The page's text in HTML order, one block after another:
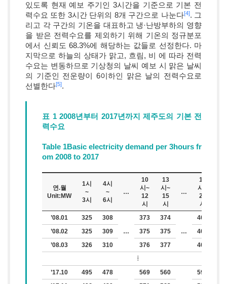
있도록 현재 예보 주기인 3시간을 기준으로 기본 전
력수요 또한 3시간 단위의 8개 구간으로 나눈다[4]. 그
리고 각 구간의 기온을 대표하고 냉·난방부하의 영향
을 받은 전력수요를 제외하기 위해 기온의 정규분포
에서 신뢰도 68.3%에 해당하는 값들로 선정한다. 마
지막으로 하늘의 상태가 맑고, 흐림, 비 에 따라 전력
수요는 변동하므로 기상청의 날씨 예보 시 맑은 날씨
의 기준인 전운량이 6이하인 맑은 날의 전력수요로
선별한다[5].
표 1 2008년부터 2017년까지 제주도의 기본 전
력수요
Table 1Basic electricity demand per 3hours fr
om 2008 to 2017
연.월
Unit:MW
1시
~
3시
4시
~
6시
…
10
시~
12
시
13
시~
15
시
…
19
시~
21
시
’08.01
325
308
…
373
374
…
401
’08.02
325 309 375 375 402
’08.03
326 310 376 377 404
⦙
’17.10
495
478
569
560
591